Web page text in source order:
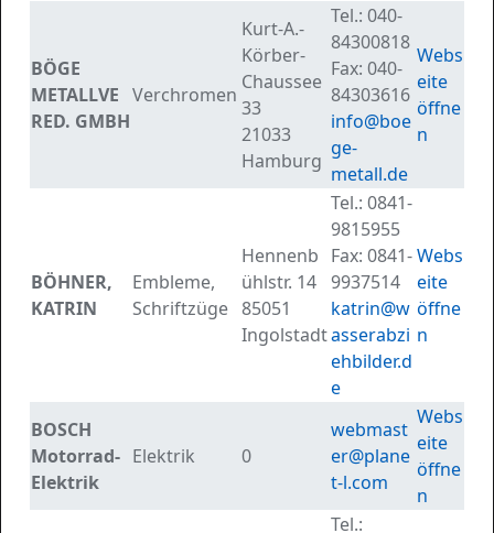
BÖGE
METALLVE
RED. GMBH
Verchromen
Kurt-A.-
Körber-
Chaussee
33
21033
Hamburg
Tel.: 040-
84300818
Fax: 040-
84303616
info@boe
ge-
metall.de
Webs
eite
öffne
n
BÖHNER,
KATRIN
Embleme,
Schriftzüge
Hennenb
ühlstr. 14
85051
Ingolstadt
Tel.: 0841-
9815955
Fax: 0841-
9937514
katrin@w
asserabzi
ehbilder.d
e
Webs
eite
öffne
n
BOSCH
Motorrad-
Elektrik
Elektrik 0
webmast
er@plane
t-l.com
Webs
eite
öffne
n
Tel.: